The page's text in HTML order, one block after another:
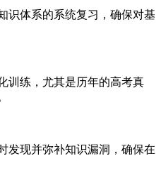
识体系的系统复习，确保对基
训练，尤其是历年的高考真
发现并弥补知识漏洞，确保在